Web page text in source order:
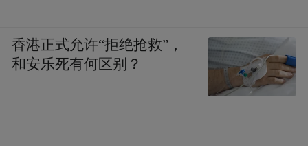
香港正式允许“拒绝抢救”，
和安乐死有何区别？